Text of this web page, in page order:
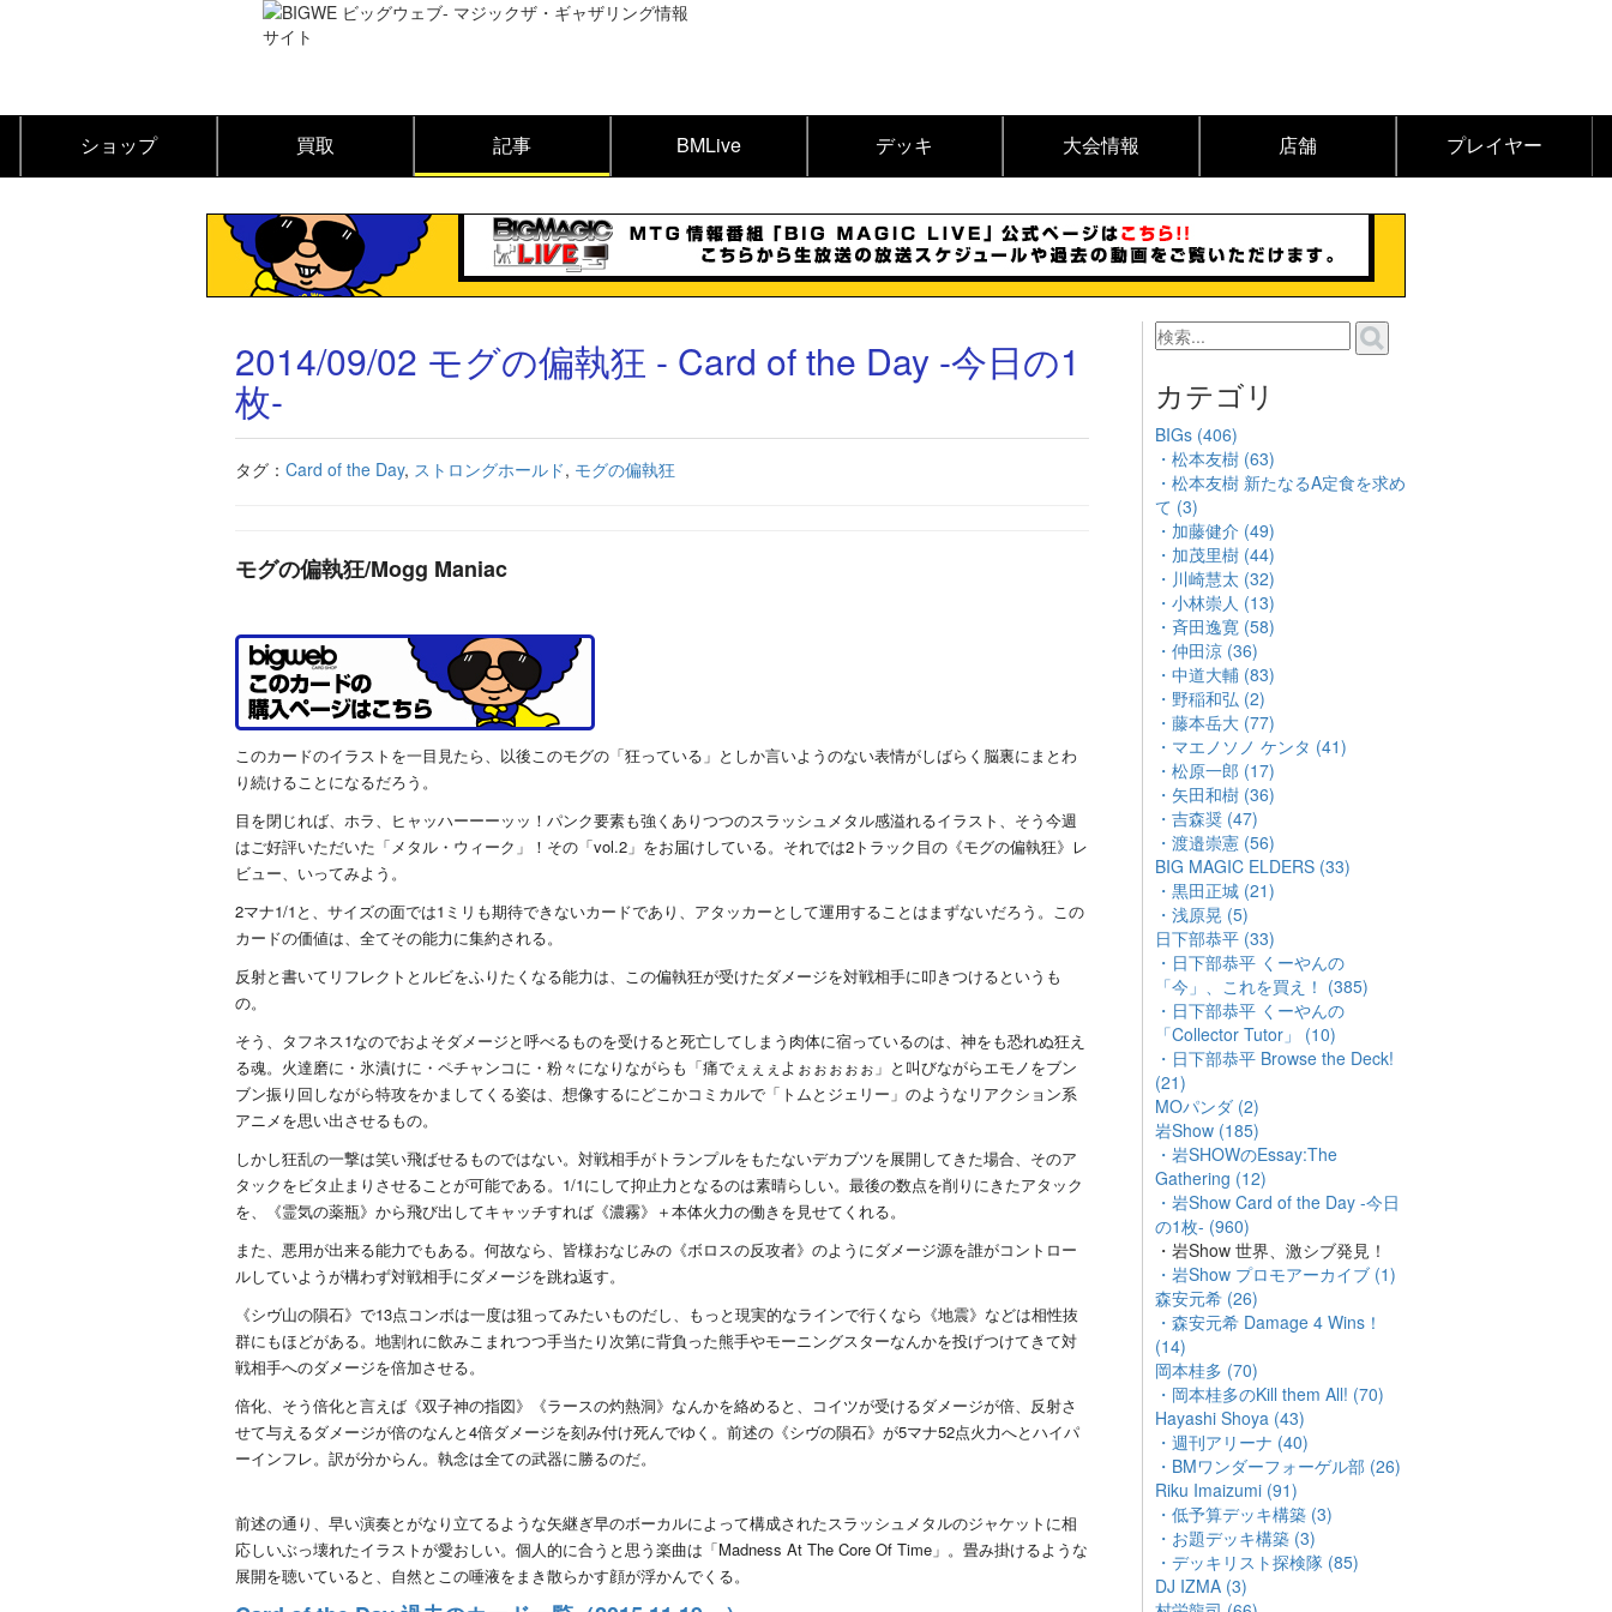
ショップ 買取 記事 BMLive デッキ 大会情報 店舗 プレイヤー
2014/09/02 モグの偏執狂 - Card of the Day -今日の1
枚-
タグ： Card of the Day, ストロングホールド, モグの偏執狂
モグの偏執狂/Mogg Maniac
このカードのイラストを一目見たら、以後このモグの「狂っている」としか言いようのない表情がしばらく脳裏にまとわ
り続けることになるだろう。
目を閉じれば、ホラ、ヒャッハーーーッッ！パンク要素も強くありつつのスラッシュメタル感溢れるイラスト、そう今週
はご好評いただいた「メタル・ウィーク」！その「vol.2」をお届けしている。それでは2トラック目の《モグの偏執狂》レ
ビュー、いってみよう。
2マナ1/1と、サイズの面では1ミリも期待できないカードであり、アタッカーとして運用することはまずないだろう。この
カードの価値は、全てその能力に集約される。
反射と書いてリフレクトとルビをふりたくなる能力は、この偏執狂が受けたダメージを対戦相手に叩きつけるというも
の。
そう、タフネス1なのでおよそダメージと呼べるものを受けると死亡してしまう肉体に宿っているのは、神をも恐れぬ狂え
る魂。火達磨に・氷漬けに・ペチャンコに・粉々になりながらも「痛でぇぇぇよぉぉぉぉぉ」と叫びながらエモノをブン
ブン振り回しながら特攻をかましてくる姿は、想像するにどこかコミカルで「トムとジェリー」のようなリアクション系
アニメを思い出させるもの。
しかし狂乱の一撃は笑い飛ばせるものではない。対戦相手がトランプルをもたないデカブツを展開してきた場合、そのア
タックをビタ止まりさせることが可能である。1/1にして抑止力となるのは素晴らしい。最後の数点を削りにきたアタック
を、《霊気の薬瓶》から飛び出してキャッチすれば《濃霧》＋本体火力の働きを見せてくれる。
また、悪用が出来る能力でもある。何故なら、皆様おなじみの《ボロスの反攻者》のようにダメージ源を誰がコントロー
ルしていようが構わず対戦相手にダメージを跳ね返す。
《シヴ山の隕石》で13点コンボは一度は狙ってみたいものだし、もっと現実的なラインで行くなら《地震》などは相性抜
群にもほどがある。地割れに飲みこまれつつ手当たり次第に背負った熊手やモーニングスターなんかを投げつけてきて対
戦相手へのダメージを倍加させる。
倍化、そう倍化と言えば《双子神の指図》《ラースの灼熱洞》なんかを絡めると、コイツが受けるダメージが倍、反射さ
せて与えるダメージが倍のなんと4倍ダメージを刻み付け死んでゆく。前述の《シヴの隕石》が5マナ52点火力へとハイパ
ーインフレ。訳が分からん。執念は全ての武器に勝るのだ。
前述の通り、早い演奏とがなり立てるような矢継ぎ早のボーカルによって構成されたスラッシュメタルのジャケットに相
応しいぶっ壊れたイラストが愛おしい。個人的に合うと思う楽曲は「Madness At The Core Of Time」。畳み掛けるような
展開を聴いていると、自然とこの唾液をまき散らかす顔が浮かんでくる。
カテゴリ
BIGs (406)
・松本友樹 (63)
・松本友樹 新たなるA定食を求め
て (3)
・加藤健介 (49)
・加茂里樹 (44)
・川崎慧太 (32)
・小林崇人 (13)
・斉田逸寛 (58)
・仲田涼 (36)
・中道大輔 (83)
・野稲和弘 (2)
・藤本岳大 (77)
・マエノソノ ケンタ (41)
・松原一郎 (17)
・矢田和樹 (36)
・吉森奨 (47)
・渡邉崇憲 (56)
BIG MAGIC ELDERS (33)
・黒田正城 (21)
・浅原晃 (5)
日下部恭平 (33)
・日下部恭平 くーやんの
「今」、これを買え！ (385)
・日下部恭平 くーやんの
「Collector Tutor」 (10)
・日下部恭平 Browse the Deck!
(21)
MOパンダ (2)
岩Show (185)
・岩SHOWのEssay:The
Gathering (12)
・岩Show Card of the Day -今日
の1枚- (960)
・岩Show 世界、激シブ発見！
・岩Show プロモアーカイブ (1)
森安元希 (26)
・森安元希 Damage 4 Wins！
(14)
岡本桂多 (70)
・岡本桂多のKill them All! (70)
Hayashi Shoya (43)
・週刊アリーナ (40)
・BMワンダーフォーゲル部 (26)
Riku Imaizumi (91)
・低予算デッキ構築 (3)
・お題デッキ構築 (3)
・デッキリスト探検隊 (85)
DJ IZMA (3)